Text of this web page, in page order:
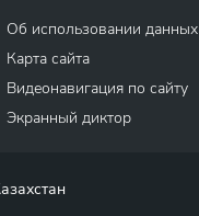
Об использовании данных
Карта сайта
Видеонавигация по сайту
Экранный диктор